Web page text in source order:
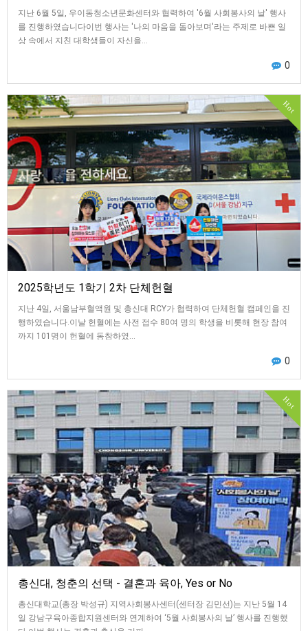
지난 6월 5일, 우이동청소년문화센터와 협력하여 '6월 사회봉사의 날' 행사
를 진행하였습니다이번 행사는 '나의 마음을 돌아보며'라는 주제로 바쁜 일
상 속에서 지친 대학생들이 자신을…
0
Hot
2025학년도 1학기 2차 단체헌혈
지난 4일, 서울남부혈액원 및 총신대 RCY가 협력하여 단체헌혈 캠페인을 진
행하였습니다.이날 헌혈에는 사전 접수 80여 명의 학생을 비롯해 현장 참여
까지 101명이 헌혈에 동참하였…
0
Hot
총신대, 청춘의 선택 - 결혼과 육아, Yes or No
총신대학교(총장 박성규) 지역사회봉사센터(센터장 김민선)는 지난 5월 14
일 강남구육아종합지원센터와 연계하여 ‘5월 사회봉사의 날’ 행사를 진행했